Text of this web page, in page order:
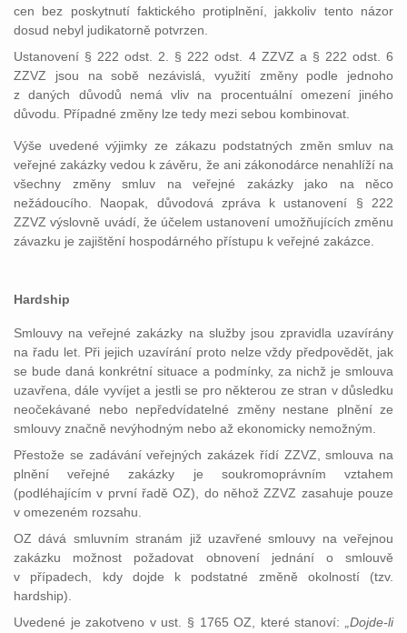
cen bez poskytnutí faktického protiplnění, jakkoliv tento názor
dosud nebyl judikatorně potvrzen.
Ustanovení § 222 odst. 2. § 222 odst. 4 ZZVZ a § 222 odst. 6
ZZVZ jsou na sobě nezávislá, využití změny podle jednoho
z daných důvodů nemá vliv na procentuální omezení jiného
důvodu. Případné změny lze tedy mezi sebou kombinovat
Výše uvedené výjimky ze zákazu podstatných změn smluv na
veřejné zakázky vedou k závěru, že ani zákonodárce nenahlíží na
všechny změny smluv na veřejné zakázky jako na něco
nežádoucího. Naopak, důvodová zpráva k ustanovení § 222
ZZVZ výslovně uvádí, že účelem ustanovení umožňujících změnu
závazku je zajištění hospodárného přístupu k veřejné zakázce.
Hardship
Smlouvy na veřejné zakázky na služby jsou zpravidla uzavírány
na řadu let. Při jejich uzavírání proto nelze vždy předpovědět, jak
se bude daná konkrétní situace a podmínky, za nichž je smlouva
uzavřena, dále vyvíjet a jestli se pro některou ze stran v důsledku
neočekávané nebo nepředvídatelné změny nestane plnění ze
smlouvy značně nevýhodným nebo až ekonomicky nemožným.
Přestože se zadávání veřejných zakázek řídí ZZVZ, smlouva na
plnění veřejné zakázky je soukromoprávním vztahem
(podléhajícím v první řadě OZ), do něhož ZZVZ zasahuje pouze
v omezeném rozsahu.
OZ dává smluvním stranám již uzavřené smlouvy na veřejnou
zakázku možnost požadovat obnovení jednání o smlouvě
v případech, kdy dojde k podstatné změně okolností (tzv.
hardship).
Uvedené je zakotveno v ust. § 1765 OZ, které stanoví:
„Dojde-li